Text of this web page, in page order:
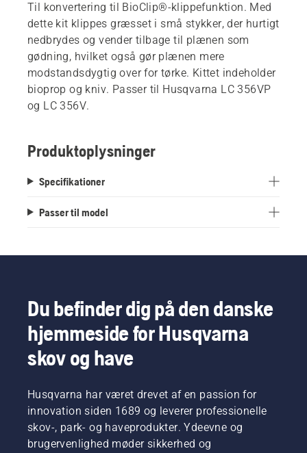
Til konvertering til BioClip®-klippefunktion. Med
dette kit klippes græsset i små stykker, der hurtigt
nedbrydes og vender tilbage til plænen som
gødning, hvilket også gør plænen mere
modstandsdygtig over for tørke. Kittet indeholder
bioprop og kniv. Passer til Husqvarna LC 356VP
og LC 356V.
Produktoplysninger
Specifikationer
Passer til model
Du befinder dig på den danske
hjemmeside for Husqvarna
skov og have
Husqvarna har været drevet af en passion for
innovation siden 1689 og leverer professionelle
skov-, park- og haveprodukter. Ydeevne og
brugervenlighed møder sikkerhed og